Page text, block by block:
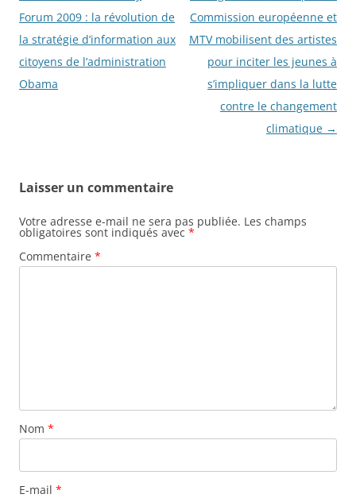
des
articles
Forum 2009 : la révolution de
la stratégie d’information aux
citoyens de l’administration
Obama
Commission européenne et
MTV mobilisent des artistes
pour inciter les jeunes à
s’impliquer dans la lutte
contre le changement
climatique →
Laisser un commentaire
Votre adresse e-mail ne sera pas publiée. Les champs
obligatoires sont indiqués avec *
Commentaire *
Nom *
E-mail *